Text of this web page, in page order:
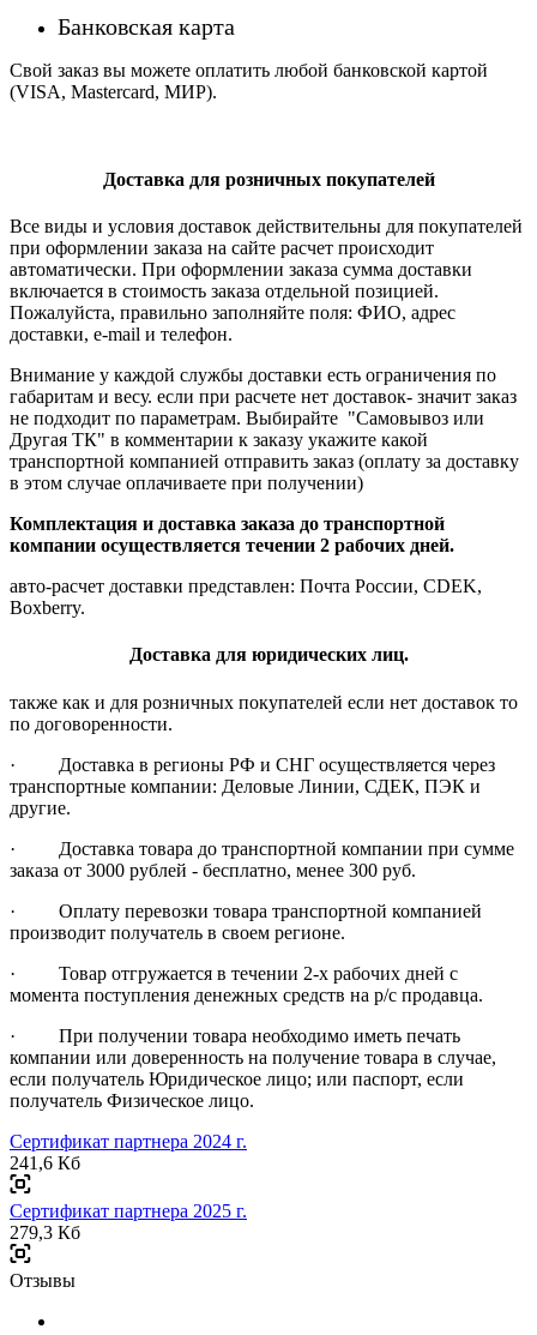
Банковская карта
Свой заказ вы можете оплатить любой банковской картой
(VISA, Mastercard, МИР).
Доставка для розничных покупателей
Все виды и условия доставок действительны для покупателей
при оформлении заказа на сайте расчет происходит
автоматически. При оформлении заказа сумма доставки
включается в стоимость заказа отдельной позицией.
Пожалуйста, правильно заполняйте поля: ФИО, адрес
доставки, e-mail и телефон.
Внимание у каждой службы доставки есть ограничения по
габаритам и весу. если при расчете нет доставок- значит заказ
не подходит по параметрам. Выбирайте "Самовывоз или
Другая ТК" в комментарии к заказу укажите какой
транспортной компанией отправить заказ (оплату за доставку
в этом случае оплачиваете при получении)
Комплектация и доставка заказа до транспортной
компании осуществляется течении 2 рабочих дней.
авто-расчет доставки представлен: Почта России, CDEK,
Boxberry.
Доставка для юридических лиц.
также как и для розничных покупателей если нет доставок то
по договоренности.
· Доставка в регионы РФ и СНГ осуществляется через
транспортные компании: Деловые Линии, СДЕК, ПЭК и
другие.
· Доставка товара до транспортной компании при сумме
заказа от 3000 рублей - бесплатно, менее 300 руб.
· Оплату перевозки товара транспортной компанией
производит получатель в своем регионе.
· Товар отгружается в течении 2-х рабочих дней с
момента поступления денежных средств на р/с продавца.
· При получении товара необходимо иметь печать
компании или доверенность на получение товара в случае,
если получатель Юридическое лицо; или паспорт, если
получатель Физическое лицо.
Сертификат партнера 2024 г.
241,6 Кб
Сертификат партнера 2025 г.
279,3 Кб
Отзывы